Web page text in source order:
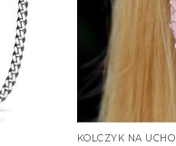
KOLCZYK NA UCHO